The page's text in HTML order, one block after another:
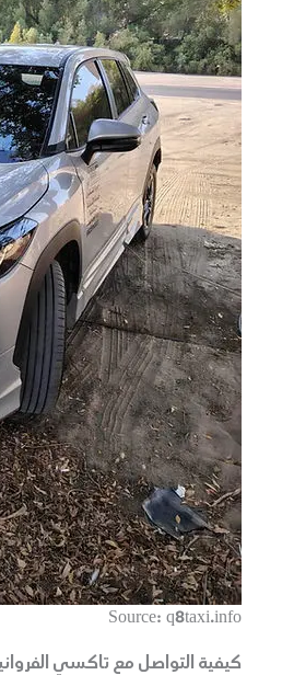
Source: q8taxi.info
كيفية التواصل مع تاكسي